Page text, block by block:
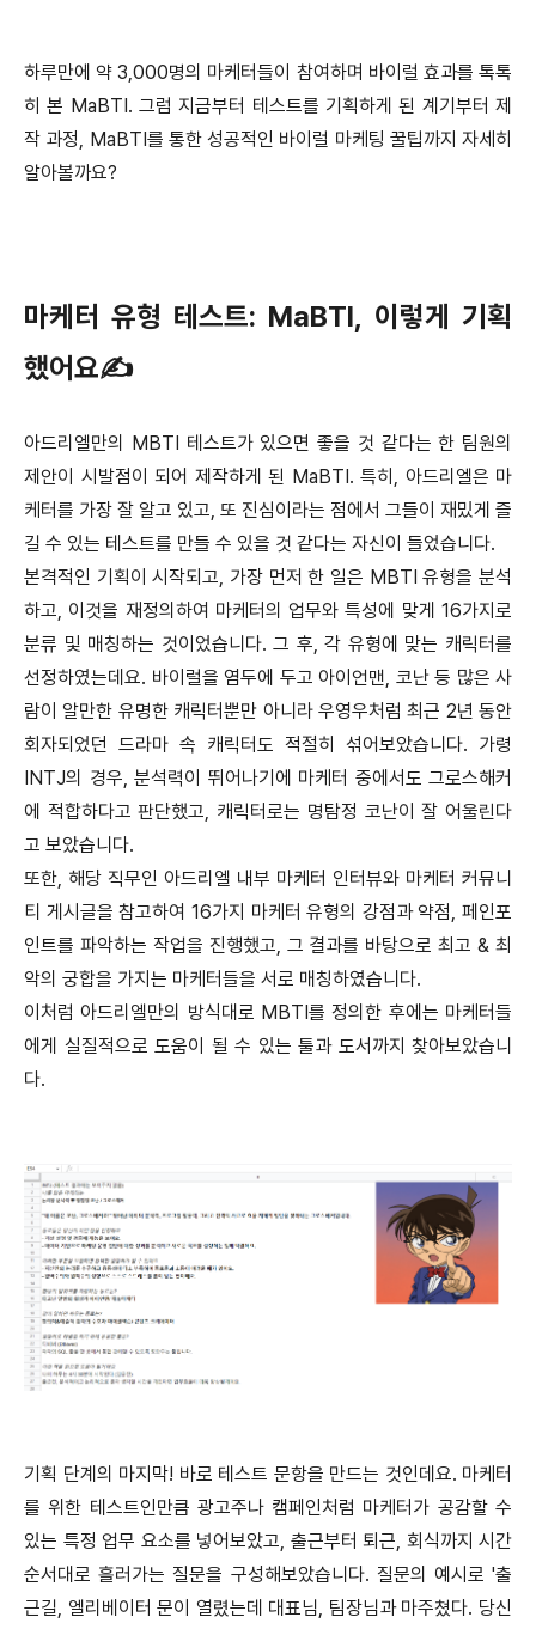
하루만에 약 3,000명의 마케터들이 참여하며 바이럴 효과를 톡톡
히 본 MaBTI. 그럼 지금부터 테스트를 기획하게 된 계기부터 제
작 과정, MaBTI를 통한 성공적인 바이럴 마케팅 꿀팁까지 자세히
알아볼까요?
마케터 유형 테스트: MaBTI, 이렇게 기획
했어요✍
아드리엘만의 MBTI 테스트가 있으면 좋을 것 같다는 한 팀원의
제안이 시발점이 되어 제작하게 된 MaBTI. 특히, 아드리엘은 마
케터를 가장 잘 알고 있고, 또 진심이라는 점에서 그들이 재밌게 즐
길 수 있는 테스트를 만들 수 있을 것 같다는 자신이 들었습니다.
본격적인 기획이 시작되고, 가장 먼저 한 일은 MBTI 유형을 분석
하고, 이것을 재정의하여 마케터의 업무와 특성에 맞게 16가지로
분류 및 매칭하는 것이었습니다. 그 후, 각 유형에 맞는 캐릭터를
선정하였는데요. 바이럴을 염두에 두고 아이언맨, 코난 등 많은 사
람이 알만한 유명한 캐릭터뿐만 아니라 우영우처럼 최근 2년 동안
회자되었던 드라마 속 캐릭터도 적절히 섞어보았습니다. 가령
INTJ의 경우, 분석력이 뛰어나기에 마케터 중에서도 그로스해커
에 적합하다고 판단했고, 캐릭터로는 명탐정 코난이 잘 어울린다
고 보았습니다.
또한, 해당 직무인 아드리엘 내부 마케터 인터뷰와 마케터 커뮤니
티 게시글을 참고하여 16가지 마케터 유형의 강점과 약점, 페인포
인트를 파악하는 작업을 진행했고, 그 결과를 바탕으로 최고 & 최
악의 궁합을 가지는 마케터들을 서로 매칭하였습니다.
이처럼 아드리엘만의 방식대로 MBTI를 정의한 후에는 마케터들
에게 실질적으로 도움이 될 수 있는 툴과 도서까지 찾아보았습니
다.
기획 단계의 마지막! 바로 테스트 문항을 만드는 것인데요. 마케터
를 위한 테스트인만큼 광고주나 캠페인처럼 마케터가 공감할 수
있는 특정 업무 요소를 넣어보았고, 출근부터 퇴근, 회식까지 시간
순서대로 흘러가는 질문을 구성해보았습니다. 질문의 예시로 '출
근길, 엘리베이터 문이 열렸는데 대표님, 팀장님과 마주쳤다. 당신